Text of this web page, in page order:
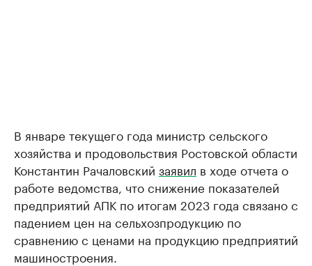
В январе текущего года министр сельского
хозяйства и продовольствия Ростовской области
Константин Рачаловский заявил в ходе отчета о
работе ведомства, что снижение показателей
предприятий АПК по итогам 2023 года связано с
падением цен на сельхозпродукцию по
сравнению с ценами на продукцию предприятий
машиностроения.